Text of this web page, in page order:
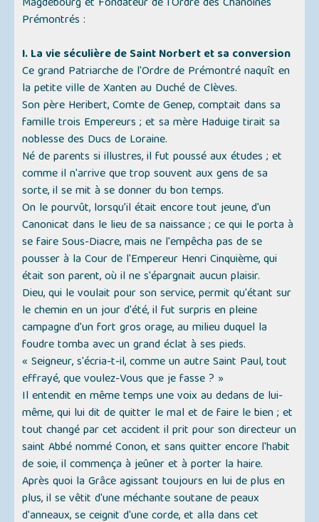
Prémontrés :
I. La vie séculière de Saint Norbert et sa conversion
Ce grand Patriarche de l'Ordre de Prémontré naquît en
la petite ville de Xanten au Duché de Clèves.
Son père Heribert, Comte de Genep, comptait dans sa
famille trois Empereurs ; et sa mère Haduige tirait sa
noblesse des Ducs de Loraine.
Né de parents si illustres, il fut poussé aux études ; et
comme il n'arrive que trop souvent aux gens de sa
sorte, il se mit à se donner du bon temps.
On le pourvût, lorsqu’il était encore tout jeune, d'un
Canonicat dans le lieu de sa naissance ; ce qui le porta à
se faire Sous-Diacre, mais ne l'empêcha pas de se
pousser à la Cour de l'Empereur Henri Cinquième, qui
était son parent, où il ne s'épargnait aucun plaisir.
Dieu, qui le voulait pour son service, permit qu'étant sur
le chemin en un jour d'été, il fut surpris en pleine
campagne d'un fort gros orage, au milieu duquel la
foudre tomba avec un grand éclat à ses pieds.
« Seigneur, s'écria-t-il, comme un autre Saint Paul, tout
effrayé,que voulez-Vous que je fasse ? »
Il entendit en même temps une voix au dedans de lui-
même, qui lui dit de quitter le mal et de faire le bien ; et
tout changé par cet accident il prit pour son directeur un
saint Abbé nommé Conon, et sans quitter encore l'habit
de soie, il commença à jeûner et à porter la haire.
Après quoi la Grâce agissant toujours en lui de plus en
plus, il se vêtit d'une méchante soutane de peaux
d'anneaux, se ceignit d'une corde, et alla dans cet